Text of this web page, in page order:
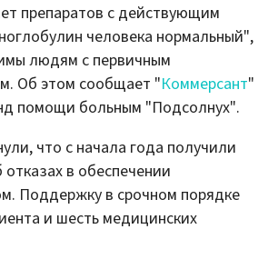
препаратов с действующим
человека нормальный",
людям с первичным
Об этом сообщает "Коммерсант"
помощи больным "Подсолнух".
что с начала года получили
в обеспечении
Поддержку в срочном порядке
и шесть медицинских